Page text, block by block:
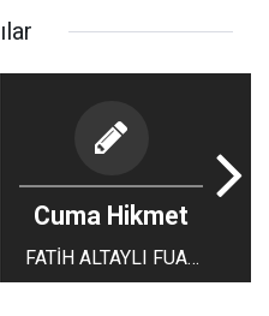
Cuma Hikmet
FATİH ALTAYLI FUAT
AVNİ'Yİ BULMUŞ